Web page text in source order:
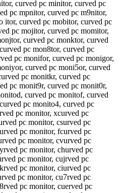
curved pc minitor, curved pc
pc mpnitor, curved pc m9nitor,
itor, curved pc mobitor, curved pc
pc mojitor, curved pc momitor,
curved pc monktor, curved
pc mon8tor, curved pc
pc monifor, curved pc monigor,
curved pc moni5or, curved
pc monitkr, curved pc
pc monit9r, curved pc monit0r,
curved pc monitof, curved
pc monito4, curved pc
pc monitor, xcurved pc
pc monitor, csurved pc
pc monitor, fcurved pc
pc monitor, cvurved pc
pc monitor, churved pc
pc monitor, cujrved pc
pc monitor, ciurved pc
pc monitor, cu7rved pc
pc monitor, cuerved pc